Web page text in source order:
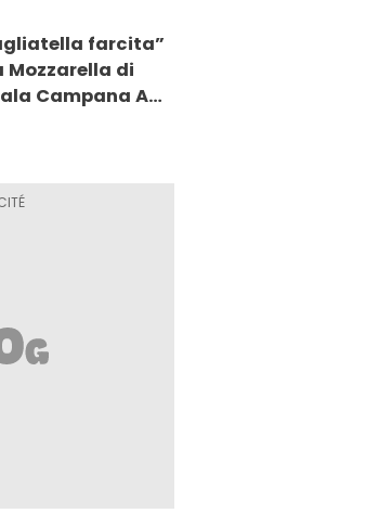
farcita”
Mozzarella di
Campana AOP
de